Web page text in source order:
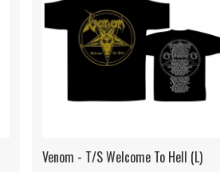
Venom - T/S Welcome To Hell (L)